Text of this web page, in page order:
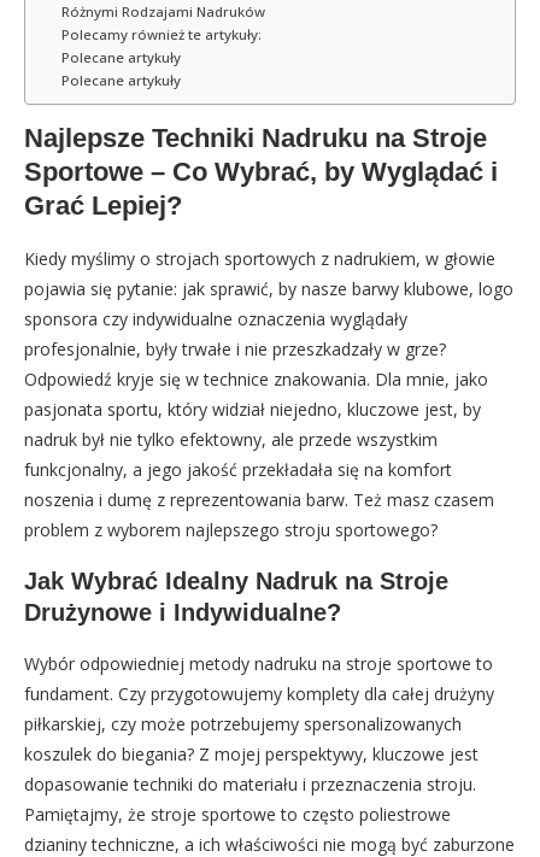
Różnymi Rodzajami Nadruków
Polecamy również te artykuły:
Polecane artykuły
Polecane artykuły
Najlepsze Techniki Nadruku na Stroje
Sportowe – Co Wybrać, by Wyglądać i
Grać Lepiej?
Kiedy myślimy o strojach sportowych z nadrukiem, w głowie
pojawia się pytanie: jak sprawić, by nasze barwy klubowe, logo
sponsora czy indywidualne oznaczenia wyglądały
profesjonalnie, były trwałe i nie przeszkadzały w grze?
Odpowiedź kryje się w technice znakowania. Dla mnie, jako
pasjonata sportu, który widział niejedno, kluczowe jest, by
nadruk był nie tylko efektowny, ale przede wszystkim
funkcjonalny, a jego jakość przekładała się na komfort
noszenia i dumę z reprezentowania barw. Też masz czasem
problem z wyborem najlepszego stroju sportowego?
Jak Wybrać Idealny Nadruk na Stroje
Drużynowe i Indywidualne?
Wybór odpowiedniej metody nadruku na stroje sportowe to
fundament. Czy przygotowujemy komplety dla całej drużyny
piłkarskiej, czy może potrzebujemy spersonalizowanych
koszulek do biegania? Z mojej perspektywy, kluczowe jest
dopasowanie techniki do materiału i przeznaczenia stroju.
Pamiętajmy, że stroje sportowe to często poliestrowe
dzianiny techniczne, a ich właściwości nie mogą być zaburzone